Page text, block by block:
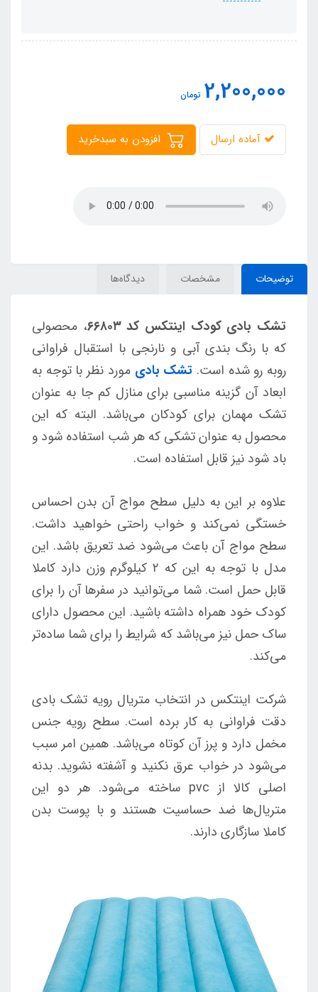
2,200,000 تومان
آماده ارسال
توضیحات مشخصات دیدگاه‌ها
تشک بادی کودک اینتکس کد ۶۶۸۰۳
، محصولی
که با رنگ بندی آبی و نارنجی با استقبال فراوانی
روبه رو شده است. تشک بادی مورد نظر با توجه به
ابعاد آن گزینه مناسبی برای منازل کم جا به عنوان
تشک مهمان برای کودکان می‌باشد. البته که این
محصول به عنوان تشکی که هر شب استفاده شود و
باد شود نیز قابل استفاده است.
علاوه بر این به دلیل سطح مواج آن بدن احساس
خستگی نمی‌کند و خواب راحتی خواهید داشت.
سطح مواج آن باعث می‌شود ضد تعریق باشد. این
مدل با توجه به این که ۲ کیلوگرم وزن دارد کاملا
قابل حمل است. شما می‌توانید در سفرها آن را برای
کودک خود همراه داشته باشید. این محصول دارای
ساک حمل نیز می‌باشد که شرایط را برای شما ساده‌تر
می‌کند.
شرکت اینتکس در انتخاب متریال رویه تشک بادی
دقت فراوانی به کار برده است. سطح رویه جنس
مخمل دارد و پرز آن کوتاه می‌باشد. همین امر سبب
می‌شود در خواب عرق نکنید و آشفته نشوید. بدنه
اصلی کالا از pvc ساخته می‌شود. هر دو این
متریال‌ها ضد حساسیت هستند و با پوست بدن
کاملا سازگاری دارند.